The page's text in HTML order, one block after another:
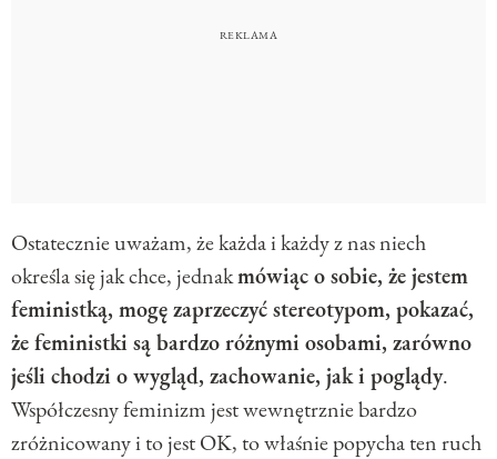
Ostatecznie uważam, że każda i każdy z nas niech
określa się jak chce, jednakmówiąc o sobie, że jestem
feministką, mogę zaprzeczyć stereotypom, pokazać,
że feministki są bardzo różnymi osobami, zarówno
jeśli chodzi o wygląd, zachowanie, jak i poglądy.
Współczesny feminizm jest wewnętrznie bardzo
zróżnicowany i to jest OK, to właśnie popycha ten ruch